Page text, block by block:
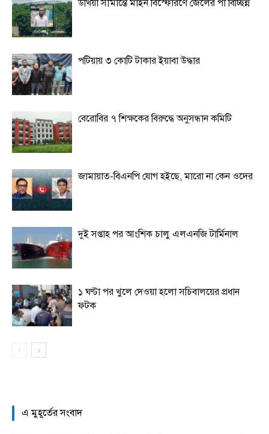
উখিয়া সীমান্তে মাইন বিস্ফোরণে জেলের পা বিচ্ছিন্ন
পটিয়ায় ৩ কোটি টাকার ইয়াবা উদ্ধার
বেরোবির ৭ শিক্ষকের বিরুদ্ধে অনুসন্ধান কমিটি
জামায়াত-বিএনপি যোগ হইছে, মারো না কেন ওদের
দুই সপ্তাহ পর আংশিক চালু এলএনজি টার্মিনাল
১ ঘণ্টা পর খুলে দেওয়া হলো সচিবালয়ের প্রধান
ফটক
এ মুহূর্তের সংবাদ